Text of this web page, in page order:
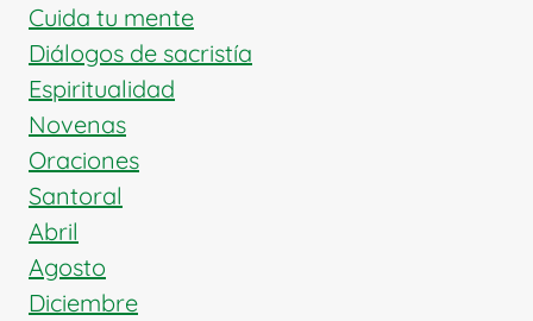
Cuida tu mente
Diálogos de sacristía
Espiritualidad
Novenas
Oraciones
Santoral
Abril
Agosto
Diciembre